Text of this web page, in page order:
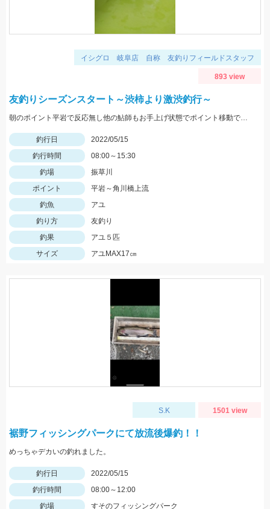
イシグロ 岐阜店 自称 友釣りフィールドスタッフ
893 view
友釣りシーズンスタート～渋柿より激渋釣行～
朝のポイント平岩で反応無し他の鮎師もお手上げ状態でポイント移動で角川橋上流に！瀬の中で５匹のみ追いも弱く渋い釣行でした
釣行日
2022/05/15
釣行時間
08:00～15:30
釣場
振草川
ポイント
平岩～角川橋上流
釣魚
アユ
釣り方
友釣り
釣果
アユ５匹
サイズ
アユMAX17㎝
S.K 1501 view
裾野フィッシングパークにて放流後爆釣！！
めっちゃデカいの釣れました。
釣行日
2022/05/15
釣行時間
08:00～12:00
釣場
すそのフィッシングパーク